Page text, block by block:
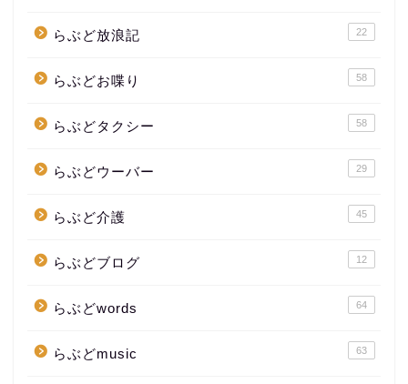
らぶど放浪記 22
らぶどお喋り 58
らぶどタクシー 58
らぶどウーバー 29
らぶど介護 45
らぶどブログ 12
らぶどwords 64
らぶどmusic 63